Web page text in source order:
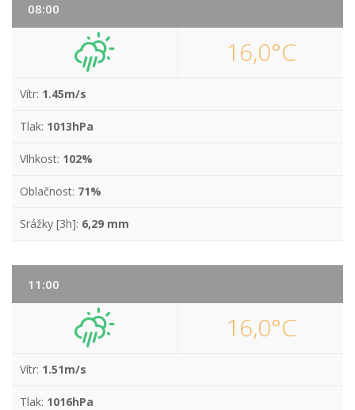
08:00
16,0°C
Vítr: 1.45m/s
Tlak: 1013hPa
Vlhkost: 102%
Oblačnost: 71%
Srážky [3h]: 6,29 mm
11:00
16,0°C
Vítr: 1.51m/s
Tlak: 1016hPa